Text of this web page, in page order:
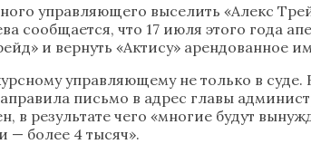
управляющего выселить «Алекс
сообщается, что 17 июля этого
и вернуть «Актису» арендованное
управляющему не только в
письмо в адрес главы
в результате чего «многие будут
— более 4 тысяч».